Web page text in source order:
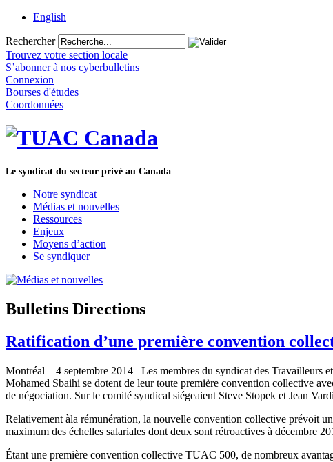
English
Rechercher
Trouvez votre section locale
S’abonner à nos cyberbulletins
Connexion
Bourses d'études
Coordonnées
Le syndicat du secteur privé au Canada
Notre syndicat
Médias et nouvelles
Ressources
Enjeux
Moyens d’action
Se syndiquer
Bulletins Directions
Ratification d’une première convention
Montréal – 4 septembre 2014– Les membres du syndicat des
Mohamed Sbaihi se dotent de leur toute première convention collective
de négociation. Sur le comité syndical siégeaient Steve Stopek et Jean
Relativement àla rémunération, la nouvelle convention collective prévoit
maximum des échelles salariales dont deux sont rétroactives à décembre
Étant une première convention collective TUAC 500, de nombreux